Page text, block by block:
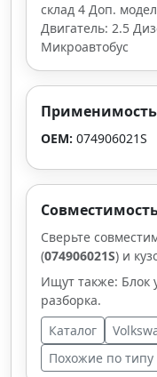
склад 4 Доп.
Двигатель: 2.5
Микроавтобус
Применимость
OEM: 074906021S
Сверьте
(074906021S) и
Ищут также: Блок
разборка.
Каталог
Похожие по типу